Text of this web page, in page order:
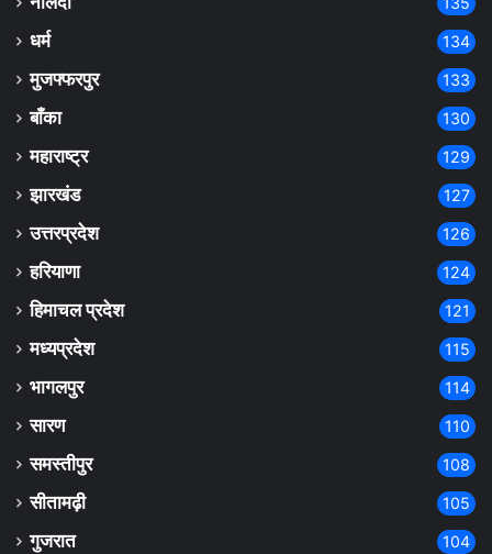
धर्म 134
मुजफ्फरपुर 133
बाँका 130
महाराष्ट्र 129
झारखंड 127
उत्तरप्रदेश 126
हरियाणा 124
हिमाचल प्रदेश 121
मध्यप्रदेश 115
भागलपुर 114
सारण 110
समस्तीपुर 108
सीतामढ़ी 105
गुजरात 104